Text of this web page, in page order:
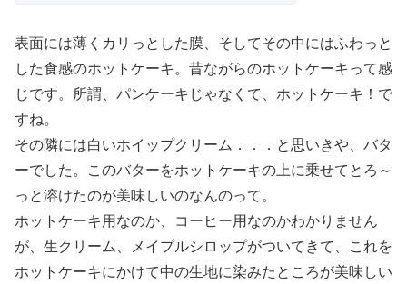
表面には薄くカリっとした膜、そしてその中にはふわっと
した食感のホットケーキ。昔ながらのホットケーキって感
じです。所謂、パンケーキじゃなくて、ホットケーキ！で
すね。
その隣には白いホイップクリーム．．．と思いきや、バタ
ーでした。このバターをホットケーキの上に乗せてとろ～
っと溶けたのが美味しいのなんのって。
ホットケーキ用なのか、コーヒー用なのかわかりません
が、生クリーム、メイプルシロップがついてきて、これを
ホットケーキにかけて中の生地に染みたところが美味しい